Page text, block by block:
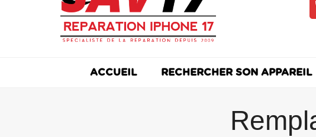
ACCUEIL RECHERCHER SON APPAREIL